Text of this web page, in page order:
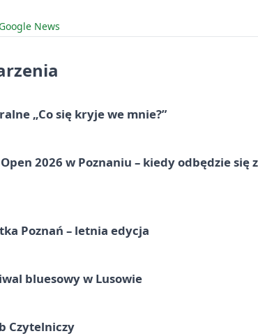
Google News
„Co się kryje we mnie?”
2026 w Poznaniu – kiedy odbędzie się
Poznań – letnia edycja
bluesowy w Lusowie
Czytelniczy